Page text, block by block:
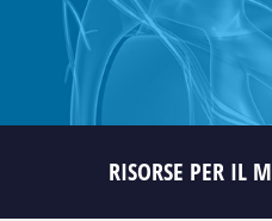
RISORSE PER IL